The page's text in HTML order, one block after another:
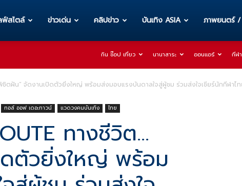
ฟ์สไตล์ ข่าวเด่น คลิปข่าว บันเทิง ASIA ภาพยนตร์ /
กิน ช๊อป เที่ยว นานาสาระ ออนแอร์ กีฬา
ตฝัน” จัดงานเปิดตัวยิ่งใหญ่ พร้อมส่งมอบแรงบันดาลใจสู่ผู้ชม ร่วมส่งใจเชียร์นักกีฬาไท
ทอล์ ออฟ เดอะทาวน์ แวดวงคนบันเทิง ไทย
ทางชีวิต…
ตัวยิ่งใหญ่ พร้อม